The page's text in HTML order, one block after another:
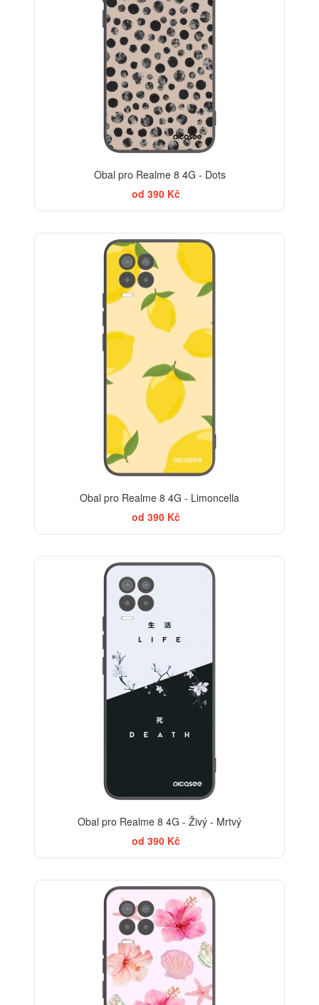
Obal pro Realme 8 4G - Dots
od 390 Kč
Obal pro Realme 8 4G - Limoncella
od 390 Kč
Obal pro Realme 8 4G - Živý - Mrtvý
od 390 Kč